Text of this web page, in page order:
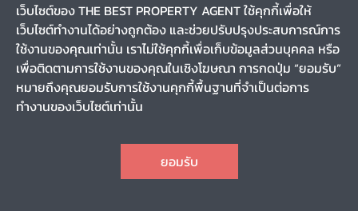
แผนผังเว็บไซต์
หน้าหลัก
บริการของเรา
ขาย
ผลงานของเรา
เช่า
ค้นหาตัวแทน
สงวนลิขสิทธิ์ พ.ศ. 2569 บริษัท เดอะ เบสท์ พร็อพเพอร์ตี้ เอเจนท์
เว็บไซต์ของ THE BEST PROPERTY AGENT ใช้คุกกี้เพื่อให้
เว็บไซต์ทำงานได้อย่างถูกต้อง และช่วยปรับปรุงประสบการณ์การ
ใช้งานของคุณเท่านั้น เราไม่ใช้คุกกี้เพื่อเก็บข้อมูลส่วนบุคคล หรือ
เพื่อติดตามการใช้งานของคุณในเชิงโฆษณา การกดปุ่ม “ยอมรับ”
หมายถึงคุณยอมรับการใช้งานคุกกี้พื้นฐานที่จำเป็นต่อการ
ทำงานของเว็บไซต์เท่านั้น
ยอมรับ